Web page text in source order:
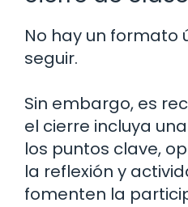
No hay un formato
seguir.
Sin embargo, es
el cierre incluya
los puntos clave,
la reflexión y
fomenten la